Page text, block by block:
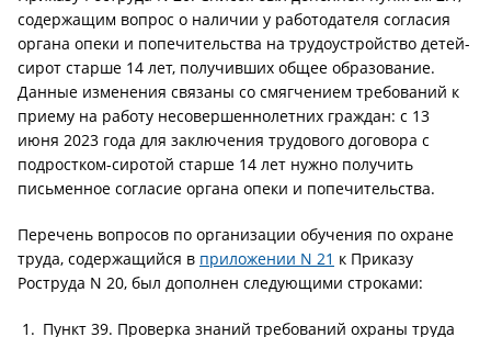
содержащим вопрос о наличии у работодателя согласия
органа опеки и попечительства на трудоустройство детей-
сирот старше 14 лет, получивших общее образование.
Данные изменения связаны со смягчением требований к
приему на работу несовершеннолетних граждан: с 13
июня 2023 года для заключения трудового договора с
подростком-сиротой старше 14 лет нужно получить
письменное согласие органа опеки и попечительства.
Перечень вопросов по организации обучения по охране
труда, содержащийся в приложении N 21 к Приказу
Роструда N 20, был дополнен следующими строками:
Пункт 39. Проверка знаний требований охраны труда